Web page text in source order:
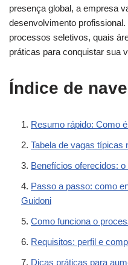
presença global, a empresa
desenvolvimento
processos seletivos, quais
práticas para conquistar sua
Índice de
Resumo rápido: Como
Tabela de vagas típicas
Benefícios oferecidos:
Passo a passo: como
Guidoni
Como funciona o
Requisitos: perfil e
Dicas práticas para